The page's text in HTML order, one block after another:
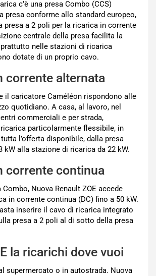
c’è una presa Combo (CCS)
presa conforme allo standard europeo,
presa a 2 poli per la ricarica in corrente
centrale della presa facilita la
nelle stazioni di ricarica
dotate di un proprio cavo.
corrente alternata
il caricatore Caméléon rispondono alle
quotidiano. A casa, al lavoro, nel
commerciali e per strada,
particolarmente flessibile, in
l’offerta disponibile, dalla presa
kW alla stazione di ricarica da 22 kW.
corrente continua
Combo, Nuova Renault ZOE accede
in corrente continua (DC) fino a 50 kW.
inserire il cavo di ricarica integrato
presa a 2 poli al di sotto della presa
la ricarichi dove vuoi
supermercato o in autostrada. Nuova